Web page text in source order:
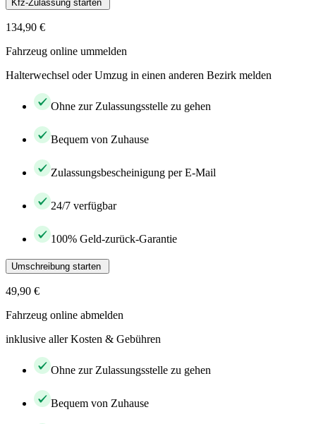
Kfz-Zulassung starten
134,90 €
Fahrzeug online ummelden
Halterwechsel oder Umzug in einen anderen Bezirk melden
Ohne zur Zulassungsstelle zu gehen
Bequem von Zuhause
Zulassungsbescheinigung per E-Mail
24/7 verfügbar
100% Geld-zurück-Garantie
Umschreibung starten
49,90 €
Fahrzeug online abmelden
inklusive aller Kosten & Gebühren
Ohne zur Zulassungsstelle zu gehen
Bequem von Zuhause